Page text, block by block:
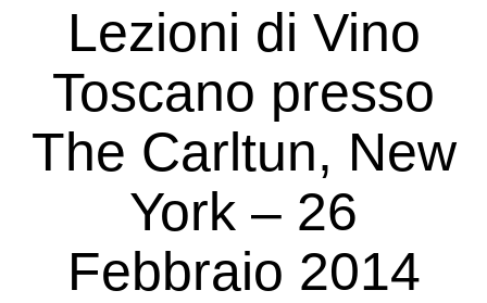
Lezioni di Vino
Toscano presso
The Carltun, New
York – 26
Febbraio 2014